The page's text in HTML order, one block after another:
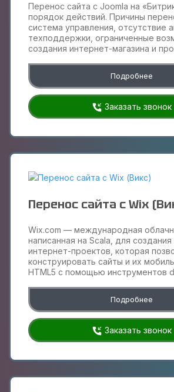
Перенос сайта с Joomla на
порядок действий. Причины
система управления, отсутствие
техподдержки, ограниченные
создания интернет-магазина и
Подробнее
Заказать звонок
Перенос сайта с Wix
Wix.com — международная
написанная на Scala, для создания
интернет-проектов, которая
конструировать сайты и их
HTML5 c помощью инструментов
Подробнее
Заказать звонок